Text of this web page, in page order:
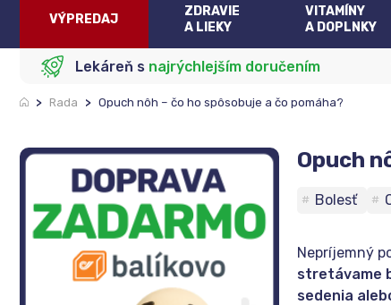
VÝPREDAJ
ZDRAVIE
A LIEKY
VITAMÍNY
A DOPLNKY
Lekáreň s najrýchlejším doručením
> Rada > Opuch nôh – čo ho spôsobuje a čo pomáha?
Opuch
Bolesť
Nepríjemný
stretávame
sedenia